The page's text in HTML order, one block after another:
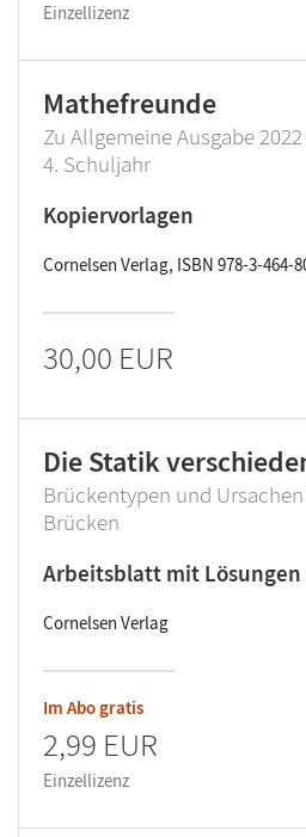
Einzellizenz
Mathefreunde
Zu Allgemeine Ausgabe
4. Schuljahr
Kopiervorlagen
Cornelsen Verlag, ISBN 978-3-464-
30,00 EUR
Die Statik
Brückentypen und
Brücken
Arbeitsblatt mit Lösungen
Cornelsen Verlag
Im Abo gratis
2,99 EUR
Einzellizenz